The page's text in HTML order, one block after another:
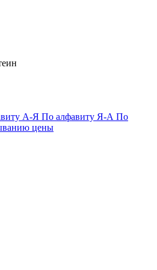
А-Я По алфавиту Я-А По
цены